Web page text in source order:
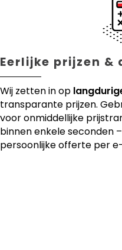
Eerlijke prijzen
Wij zetten in op
transparante prijzen.
voor onmiddellijke
binnen enkele seconden
persoonlijke offerte per